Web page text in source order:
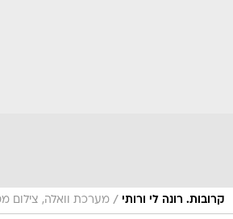
קרובות. רונה לי ורותי / מערכת וואלה, צילום